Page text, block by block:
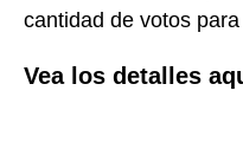
cantidad de votos
Vea los detalles